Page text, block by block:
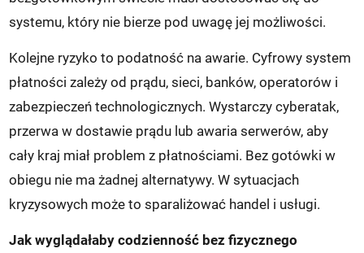
systemu, który nie bierze pod uwagę jej możliwości.
Kolejne ryzyko to podatność na awarie. Cyfrowy system
płatności zależy od prądu, sieci, banków, operatorów i
zabezpieczeń technologicznych. Wystarczy cyberatak,
przerwa w dostawie prądu lub awaria serwerów, aby
cały kraj miał problem z płatnościami. Bez gotówki w
obiegu nie ma żadnej alternatywy. W sytuacjach
kryzysowych może to sparaliżować handel i usługi.
Jak wyglądałaby codzienność bez fizycznego